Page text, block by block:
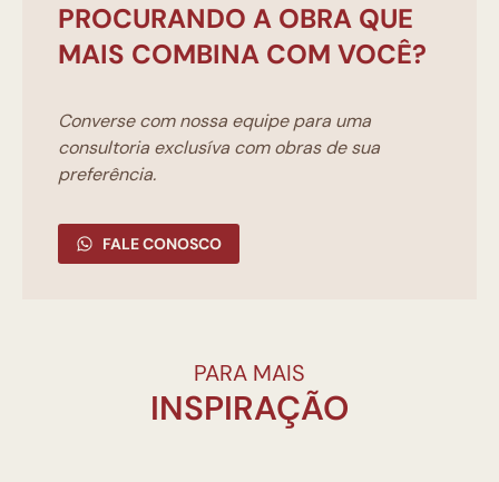
PROCURANDO A OBRA QUE
MAIS COMBINA COM VOCÊ?
Converse com nossa equipe para uma
consultoria exclusíva com obras de sua
preferência.
FALE CONOSCO
PARA MAIS
INSPIRAÇÃO